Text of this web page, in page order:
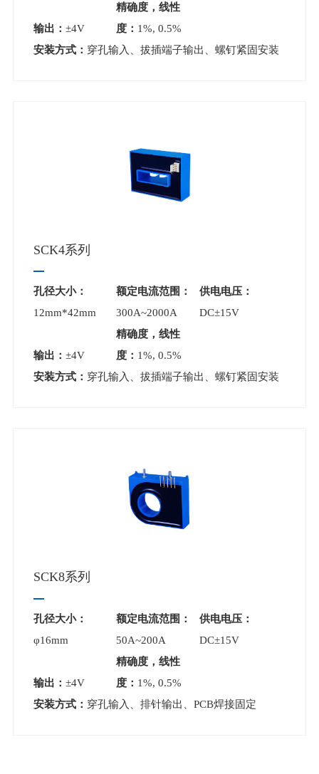
输出： ±4V
精确度，线性
度： 1%, 0.5%
安装方式： 穿孔输入、拔插端子输出、螺钉紧固安装
SCK4系列
孔径大小：
12mm*42mm
额定电流范围：
300A~2000A
供电电压：
DC±15V
输出： ±4V
精确度，线性
度： 1%, 0.5%
安装方式： 穿孔输入、拔插端子输出、螺钉紧固安装
SCK8系列
孔径大小：
φ16mm
额定电流范围：
50A~200A
供电电压：
DC±15V
输出： ±4V
精确度，线性
度： 1%, 0.5%
安装方式： 穿孔输入、排针输出、PCB焊接固定